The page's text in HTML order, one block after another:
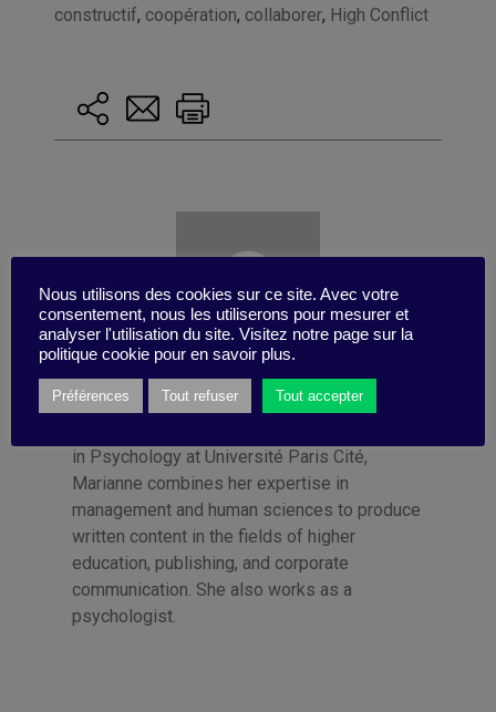
constructif, coopération, collaborer, High Conflict
Publié par Marianne Gerard
in Psychology at Université Paris Cité,
Marianne combines her expertise in
management and human sciences to produce
written content in the fields of higher
education, publishing, and corporate
communication. She also works as a
psychologist.
Nous utilisons des cookies sur ce site. Avec votre
consentement, nous les utiliserons pour mesurer et
analyser l'utilisation du site. Visitez notre page sur la
politique cookie pour en savoir plus.
Préférences Tout refuser Tout accepter